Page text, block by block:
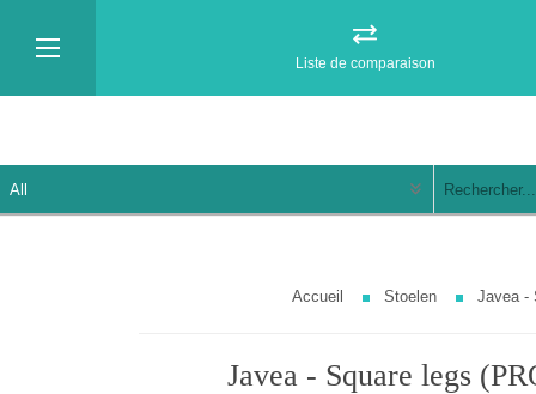
Liste de comparaison
Accueil Stoelen Javea -
Javea - Square legs